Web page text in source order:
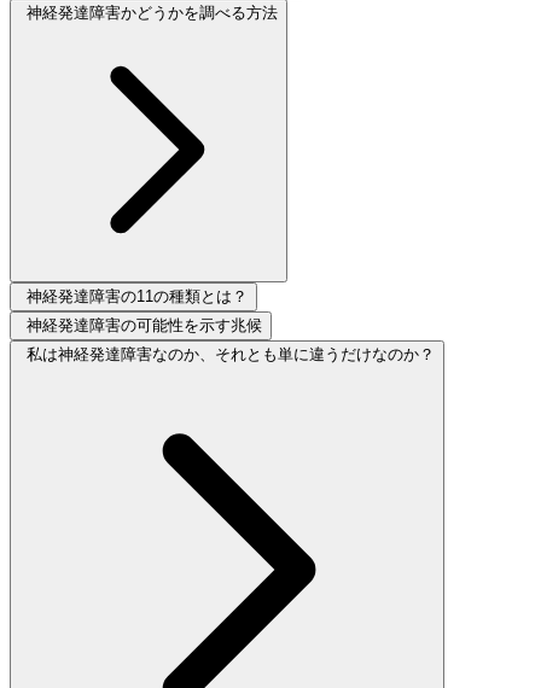
神経発達障害かどうかを調べる方法
神経発達障害の11の種類とは？
神経発達障害の可能性を示す兆候
私は神経発達障害なのか、それとも単に違うだけなのか？